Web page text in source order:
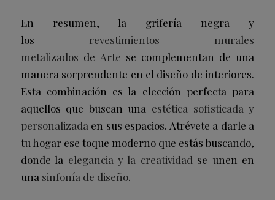
En resumen, la grifería negra y
los revestimientos murales
metalizados de Arte se complementan de una
manera sorprendente en el diseño de interiores.
Esta combinación es la elección perfecta para
aquellos que buscan una estética sofisticada y
personalizada en sus espacios. Atrévete a darle a
tu hogar ese toque moderno que estás buscando,
donde la elegancia y la creatividad se unen en
una sinfonía de diseño.